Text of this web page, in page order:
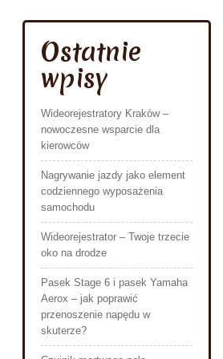
Ostatnie
wpisy
Wideorejestratory Kraków –
nowoczesne wsparcie dla
kierowców
Nagrywanie jazdy jako element
codziennego wyposażenia
samochodu
Wideorejestrator – Twoje trzecie
oko na drodze
Pasek Stage 6 i pasek Yamaha
Aerox – jak poprawić
przenoszenie napędu w
skuterze?